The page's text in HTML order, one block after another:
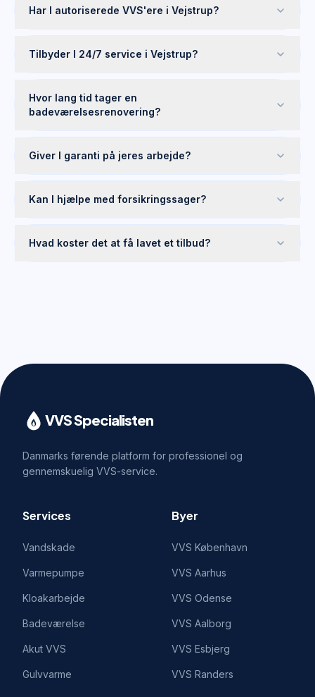
Har I autoriserede VVS'ere i Vejstrup?
Tilbyder I 24/7 service i Vejstrup?
Hvor lang tid tager en
badeværelsesrenovering?
Giver I garanti på jeres arbejde?
Kan I hjælpe med forsikringssager?
Hvad koster det at få lavet et tilbud?
VVS Specialisten
Danmarks førende platform for professionel og
gennemskuelig VVS-service.
Services
Vandskade
Varmepumpe
Kloakarbejde
Badeværelse
Akut VVS
Gulvvarme
Byer
VVS København
VVS Aarhus
VVS Odense
VVS Aalborg
VVS Esbjerg
VVS Randers